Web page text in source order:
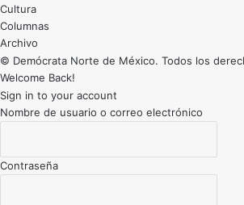
Cultura
Archivo
© Demócrata Norte de México. Todos los
Welcome Back!
Sign in to your account
Nombre de usuario o correo electrónico
Contraseña